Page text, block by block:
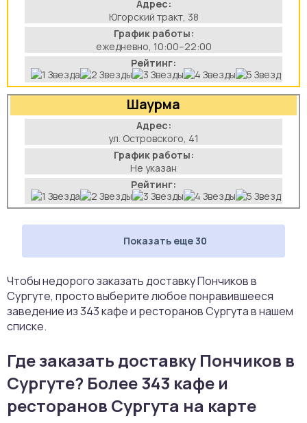
Адрес:
Югорский тракт, 38
График работы:
ежедневно, 10:00–22:00
Рейтинг:
Шаурма
Адрес:
ул. Островского, 41
График работы:
Не указан
Рейтинг:
Показать еще 30
Чтобы недорого заказать доставку Пончиков в
Сургуте, просто выберите любое понравившееся
заведение из 343 кафе и ресторанов Сургута в нашем
списке.
Где заказать доставку Пончиков в
Сургуте? Более 343 кафе и
ресторанов Сургута на карте